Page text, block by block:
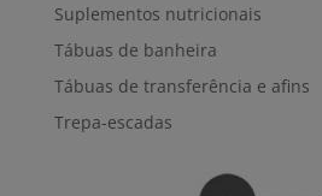
Suplementos nutricionais
Tábuas de banheira
Tábuas de transferência e afins
Trepa-escadas